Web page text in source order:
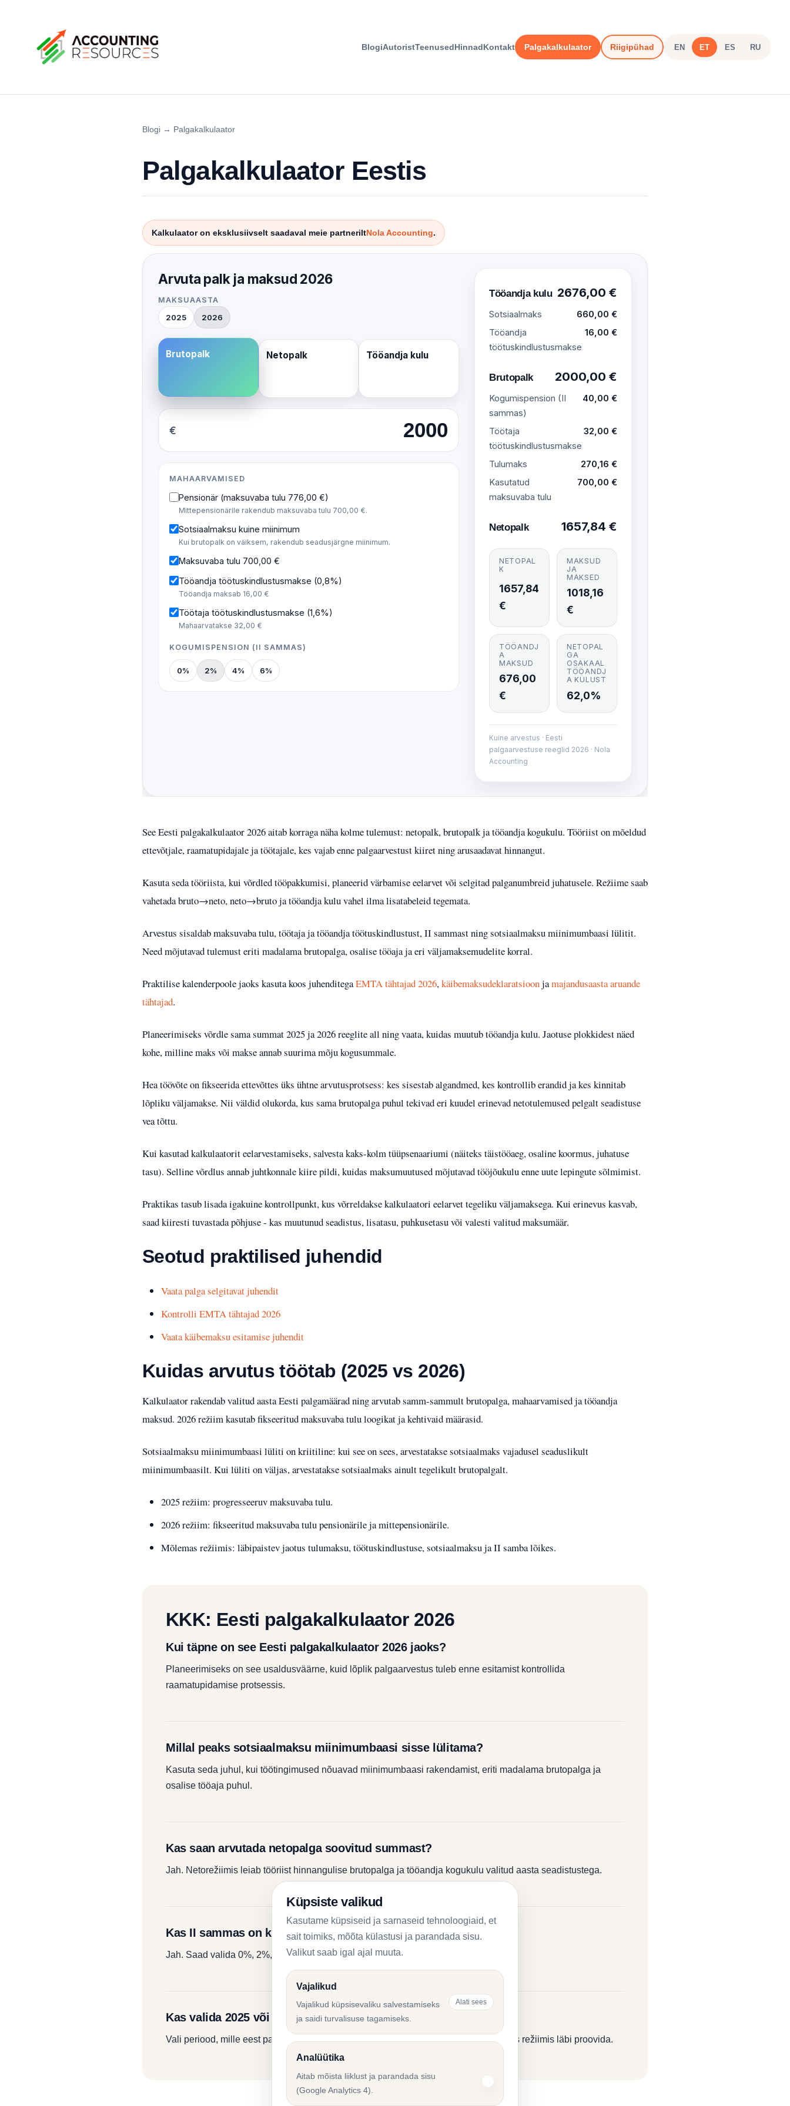
BlogiAutoristTeenusedHinnadKontakt Palgakalkulaator Riigipühad EN ET ES RU
Blogi → Palgakalkulaator
Palgakalkulaator Eestis
Kalkulaator on eksklusiivselt saadaval meie partneriltNola Accounting.
Arvuta palk ja maksud 2026
MAKSUAASTA
2025 2026
Brutopalk Netopalk Tööandja kulu
€
MAHAARVAMISED
Pensionär (maksuvaba tulu 776,00 €)
Mittepensionärile rakendub maksuvaba tulu 700,00 €.
Sotsiaalmaksu kuine miinimum
Kui brutopalk on väiksem, rakendub seadusjärgne miinimum.
Maksuvaba tulu 700,00 €
Tööandja töötuskindlustusmakse (0,8%)
Tööandja maksab 16,00 €
Töötaja töötuskindlustusmakse (1,6%)
Mahaarvatakse 32,00 €
KOGUMISPENSION (II SAMMAS)
0% 2% 4% 6%
Tööandja kulu 2676,00 €
Sotsiaalmaks
660,00 €
Tööandja
töötuskindlustusmakse
16,00 €
Brutopalk 2000,00 €
Kogumispension (II
sammas)
40,00 €
Töötaja
töötuskindlustusmakse
32,00 €
Tulumaks
270,16 €
Kasutatud
maksuvaba tulu
700,00 €
Netopalk 1657,84 €
NETOPAL
K
1657,84
€
MAKSUD
JA
MAKSED
1018,16
€
TÖÖANDJ
A
MAKSUD
676,00
€
NETOPAL
GA
OSAKAAL
TÖÖANDJ
A KULUST
62,0%
Kuine arvestus · Eesti
palgaarvestuse reeglid 2026 · Nola
Accounting
See Eesti palgakalkulaator 2026 aitab korraga näha kolme tulemust: netopalk, brutopalk ja tööandja kogukulu. Tööriist on mõeldud
ettevõtjale, raamatupidajale ja töötajale, kes vajab enne palgaarvestust kiiret ning arusaadavat hinnangut.
Kasuta seda tööriista, kui võrdled tööpakkumisi, planeerid värbamise eelarvet või selgitad palganumbreid juhatusele. Režiime saab
vahetada bruto→neto, neto→bruto ja tööandja kulu vahel ilma lisatabeleid tegemata.
Arvestus sisaldab maksuvaba tulu, töötaja ja tööandja töötuskindlustust, II sammast ning sotsiaalmaksu miinimumbaasi lülitit.
Need mõjutavad tulemust eriti madalama brutopalga, osalise tööaja ja eri väljamaksemudelite korral.
Praktilise kalenderpoole jaoks kasuta koos juhenditegaEMTA tähtajad 2026,käibemaksudeklaratsioonjamajandusaasta aruande
tähtajad.
Planeerimiseks võrdle sama summat 2025 ja 2026 reeglite all ning vaata, kuidas muutub tööandja kulu. Jaotuse plokkidest näed
kohe, milline maks või makse annab suurima mõju kogusummale.
Hea töövõte on fikseerida ettevõttes üks ühtne arvutusprotsess: kes sisestab algandmed, kes kontrollib erandid ja kes kinnitab
lõpliku väljamakse. Nii väldid olukorda, kus sama brutopalga puhul tekivad eri kuudel erinevad netotulemused pelgalt seadistuse
vea tõttu.
Kui kasutad kalkulaatorit eelarvestamiseks, salvesta kaks-kolm tüüpsenaariumi (näiteks täistööaeg, osaline koormus, juhatuse
tasu). Selline võrdlus annab juhtkonnale kiire pildi, kuidas maksumuutused mõjutavad tööjõukulu enne uute lepingute sõlmimist.
Praktikas tasub lisada igakuine kontrollpunkt, kus võrreldakse kalkulaatori eelarvet tegeliku väljamaksega. Kui erinevus kasvab,
saad kiiresti tuvastada põhjuse - kas muutunud seadistus, lisatasu, puhkusetasu või valesti valitud maksumäär.
Seotud praktilised juhendid
Vaata palga selgitavat juhendit
Kontrolli EMTA tähtajad 2026
Vaata käibemaksu esitamise juhendit
Kuidas arvutus töötab (2025 vs 2026)
Kalkulaator rakendab valitud aasta Eesti palgamäärad ning arvutab samm-sammult brutopalga, mahaarvamised ja tööandja
maksud. 2026 režiim kasutab fikseeritud maksuvaba tulu loogikat ja kehtivaid määrasid.
Sotsiaalmaksu miinimumbaasi lüliti on kriitiline: kui see on sees, arvestatakse sotsiaalmaks vajadusel seaduslikult
miinimumbaasilt. Kui lüliti on väljas, arvestatakse sotsiaalmaks ainult tegelikult brutopalgalt.
2025 režiim: progresseeruv maksuvaba tulu.
2026 režiim: fikseeritud maksuvaba tulu pensionärile ja mittepensionärile.
Mõlemas režiimis: läbipaistev jaotus tulumaksu, töötuskindlustuse, sotsiaalmaksu ja II samba lõikes.
KKK: Eesti palgakalkulaator 2026
Kui täpne on see Eesti palgakalkulaator 2026 jaoks?
Planeerimiseks on see usaldusväärne, kuid lõplik palgaarvestus tuleb enne esitamist kontrollida
raamatupidamise protsessis.
Millal peaks sotsiaalmaksu miinimumbaasi sisse lülitama?
Kasuta seda juhul, kui töötingimused nõuavad miinimumbaasi rakendamist, eriti madalama brutopalga ja
osalise tööaja puhul.
Kas saan arvutada netopalga soovitud summast?
Jah. Netorežiimis leiab tööriist hinnangulise brutopalga ja tööandja kogukulu valitud aasta seadistustega.
Kas II sammas on kalkulaatoris arvestatud?
Jah. Saad valida 0%, 2%, 4% või 6% ning näha mõju netopalgale ja maksetele.
Kas valida 2025 või 2026 režiim?
Vali periood, mille eest palka arvestad. Eelarvestamisel tasub sama summa mõlemas režiimis läbi proovida.
Küpsiste valikud
Kasutame küpsiseid ja sarnaseid tehnoloogiaid, et
sait toimiks, mõõta külastusi ja parandada sisu.
Valikut saab igal ajal muuta.
Vajalikud
Vajalikud küpsisevaliku salvestamiseks
ja saidi turvalisuse tagamiseks.
Alati sees
Analüütika
Aitab mõista liiklust ja parandada sisu
(Google Analytics 4).